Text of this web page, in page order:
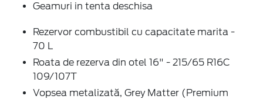
Geamuri in tenta deschisa
Rezervor combustibil cu capacitate marita -
70 L
Roata de rezerva din otel 16" - 215/65 R16C
109/107T
Vopsea metalizată, Grey Matter (Premium